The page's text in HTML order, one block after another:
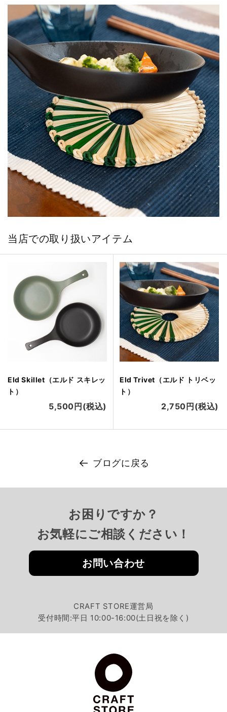
当店での取り扱いアイテム
Eld Skillet（エルド スキレッ
ト）
5,500円(税込)
Eld Trivet（エルド トリベッ
ト）
2,750円(税込)
ブログに戻る
お困りですか？
お気軽にご相談ください！
お問い合わせ
CRAFT STORE運営局
受付時間:平日 10:00-16:00(土日祝を除く)